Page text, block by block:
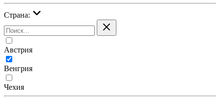
Страна:
Австрия
Венгрия
Чехия